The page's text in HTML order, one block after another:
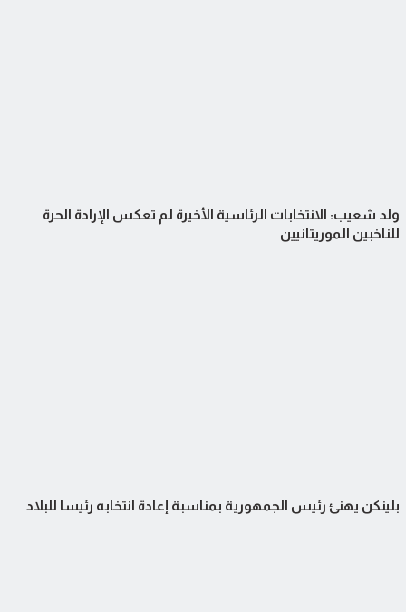
ولد شعيب: الانتخابات الرئاسية الأخيرة لم تعكس الإرادة الحرة
للناخبين الموريتانيين
بلينكن يهنئ رئيس الجمهورية بمناسبة إعادة انتخابه رئيسا للبلاد